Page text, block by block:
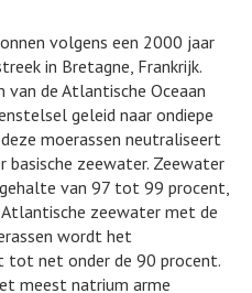
volgens een 2000 jaar
in Bretagne, Frankrijk.
de Atlantische Oceaan
geleid naar ondiepe
moerassen neutraliseert
zeewater. Zeewater
van 97 tot 99 procent,
zeewater met de
wordt het
tot net onder de 90 procent.
meest natrium arme